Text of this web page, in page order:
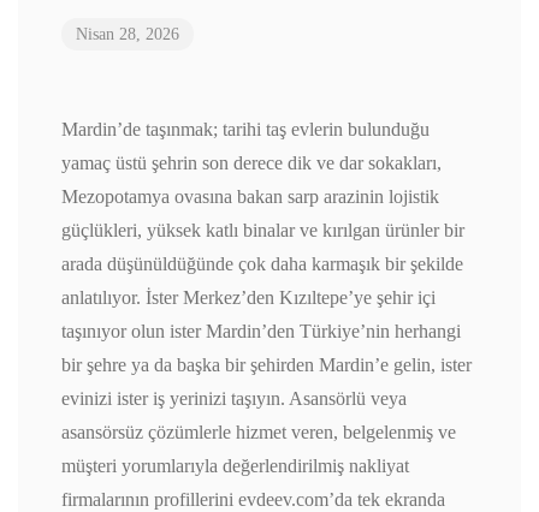
Nisan 28, 2026
Mardin’de taşınmak; tarihi taş evlerin bulunduğu
yamaç üstü şehrin son derece dik ve dar sokakları,
Mezopotamya ovasına bakan sarp arazinin lojistik
güçlükleri, yüksek katlı binalar ve kırılgan ürünler bir
arada düşünüldüğünde çok daha karmaşık bir şekilde
anlatılıyor. İster Merkez’den Kızıltepe’ye şehir içi
taşınıyor olun ister Mardin’den Türkiye’nin herhangi
bir şehre ya da başka bir şehirden Mardin’e gelin, ister
evinizi ister iş yerinizi taşıyın. Asansörlü veya
asansörsüz çözümlerle hizmet veren, belgelenmiş ve
müşteri yorumlarıyla değerlendirilmiş nakliyat
firmalarının profillerini evdeev.com’da tek ekranda